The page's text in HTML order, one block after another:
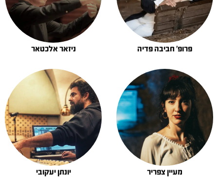
פרופ' חביבה פדיה ניזאר אלכטאר
מעיין צפריר יונתן יעקובי